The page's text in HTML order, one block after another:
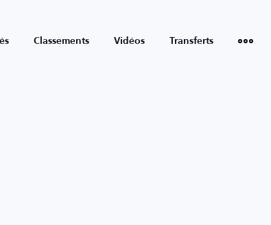
Classements Vidéos Transferts